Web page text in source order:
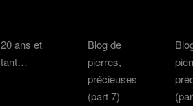
20 ans et
tant…
Blog de
pierres,
précieuses
(part 7)